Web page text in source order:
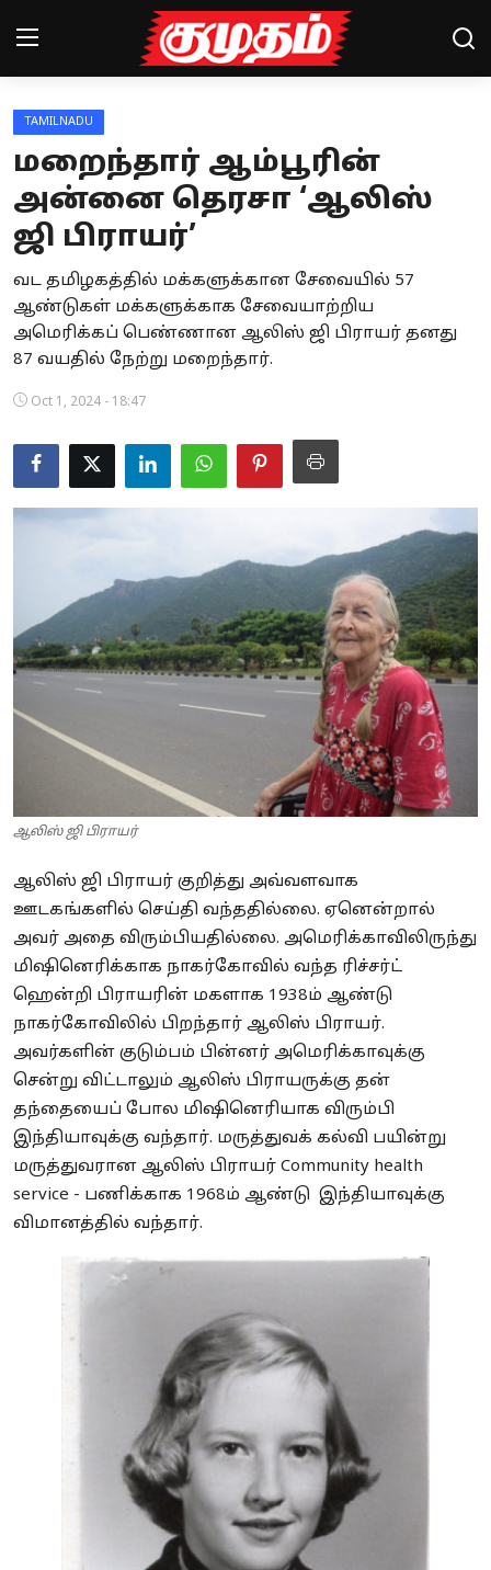
Home
Magazines
Games
Cinema
Videos
Special Story
Business
Tamilnadu
National
World
Spirituality
Politics
TAMILNADU
மறைந்தார் ஆம்பூரின்
அன்னை தெரசா ‘ஆலிஸ்
ஜி பிராயர்’
வட தமிழகத்தில் மக்களுக்கான சேவையில் 57
ஆண்டுகள் மக்களுக்காக சேவையாற்றிய
அமெரிக்கப் பெண்ணான ஆலிஸ் ஜி பிராயர் தனது
87 வயதில் நேற்று மறைந்தார்.
Oct 1, 2024 - 18:47
ஆலிஸ் ஜி பிராயர்
ஆலிஸ் ஜி பிராயர் குறித்து அவ்வளவாக
ஊடகங்களில் செய்தி வந்ததில்லை. ஏனென்றால்
அவர் அதை விரும்பியதில்லை. அமெரிக்காவிலிருந்து
மிஷினெரிக்காக நாகர்கோவில் வந்த ரிச்சர்ட்
ஹென்றி பிராயரின் மகளாக 1938ம் ஆண்டு
நாகர்கோவிலில் பிறந்தார் ஆலிஸ் பிராயர்.
அவர்களின் குடும்பம் பின்னர் அமெரிக்காவுக்கு
சென்று விட்டாலும் ஆலிஸ் பிராயருக்கு தன்
தந்தையைப் போல மிஷினெரியாக விரும்பி
இந்தியாவுக்கு வந்தார். மருத்துவக் கல்வி பயின்று
மருத்துவரான ஆலிஸ் பிராயர் Community health
service - பணிக்காக 1968ம் ஆண்டு இந்தியாவுக்கு
விமானத்தில் வந்தார்.